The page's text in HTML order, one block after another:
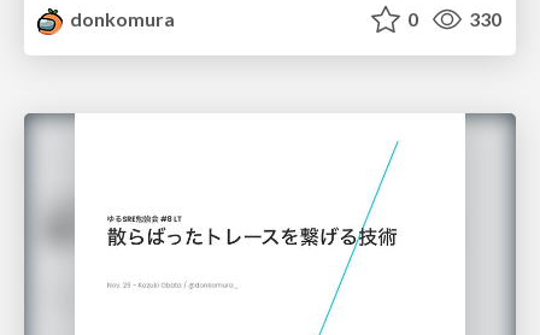
donkomura
0 330